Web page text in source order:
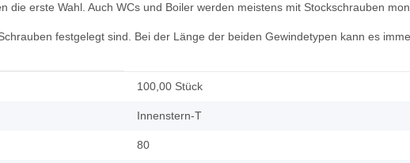
erste Wahl. Auch WCs und Boiler werden meistens mit Stockschrauben
festgelegt sind. Bei der Länge der beiden Gewindetypen kann es
100,00 Stück
Innenstern-T
80